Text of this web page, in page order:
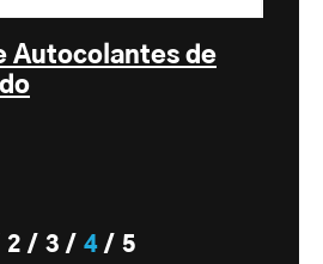
Autocolantes de
2 3 4 5